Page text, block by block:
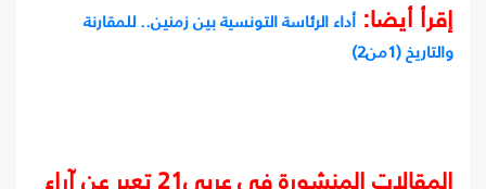
إقرأ أيضا: أداء الرئاسة التونسية بين زمنين.. للمقارنة
والتاريخ (1من2)
المقالات المنشورة في عربي21 تعبر عن آراء